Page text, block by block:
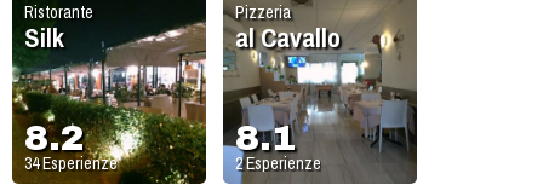
Ristorante
Silk
8.2
34Esperienze
Pizzeria
al Cavallo
8.1
2Esperienze